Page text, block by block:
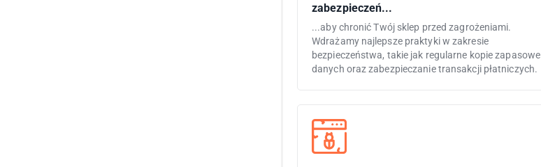
zabezpieczeń...
...aby chronić Twój sklep przed zagrożeniami.
Wdrażamy najlepsze praktyki w zakresie
bezpieczeństwa, takie jak regularne kopie zapasowe
danych oraz zabezpieczanie transakcji płatniczych.